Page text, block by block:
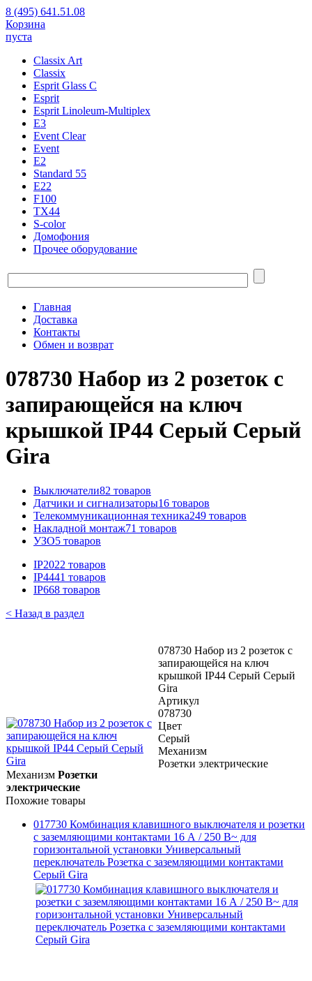
8 (495) 641.51.08
Корзина
пуста
Classix Art
Classix
Esprit Glass C
Esprit
Esprit Linoleum-Multiplex
E3
Event Clear
Event
E2
Standard 55
E22
F100
TX44
S-color
Домофония
Прочее оборудование
Главная
Доставка
Контакты
Обмен и возврат
078730 Набор из 2 розеток с
запирающейся на ключ
крышкой IP44 Серый Серый
Gira
Выключатели82 товаров
Датчики и сигнализаторы16 товаров
Телекоммуникационная техника249 товаров
Накладной монтаж71 товаров
УЗО5 товаров
IP2022 товаров
IP4441 товаров
IP668 товаров
< Назад в раздел
078730 Набор из 2 розеток с
запирающейся на ключ
крышкой IP44 Серый Серый
Gira
Артикул
078730
Цвет
Серый
Механизм
Розетки электрические
Механизм Розетки
электрические
Похожие товары
017730 Комбинация клавишного выключателя и розетки
с заземляющими контактами 16 А / 250 В~ для
горизонтальной установки Универсальный
переключатель Розетка с заземляющими контактами
Серый Gira